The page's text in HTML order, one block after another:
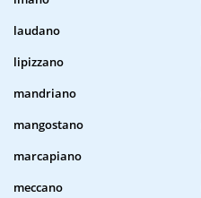
laudano
lipizzano
mandriano
mangostano
marcapiano
meccano